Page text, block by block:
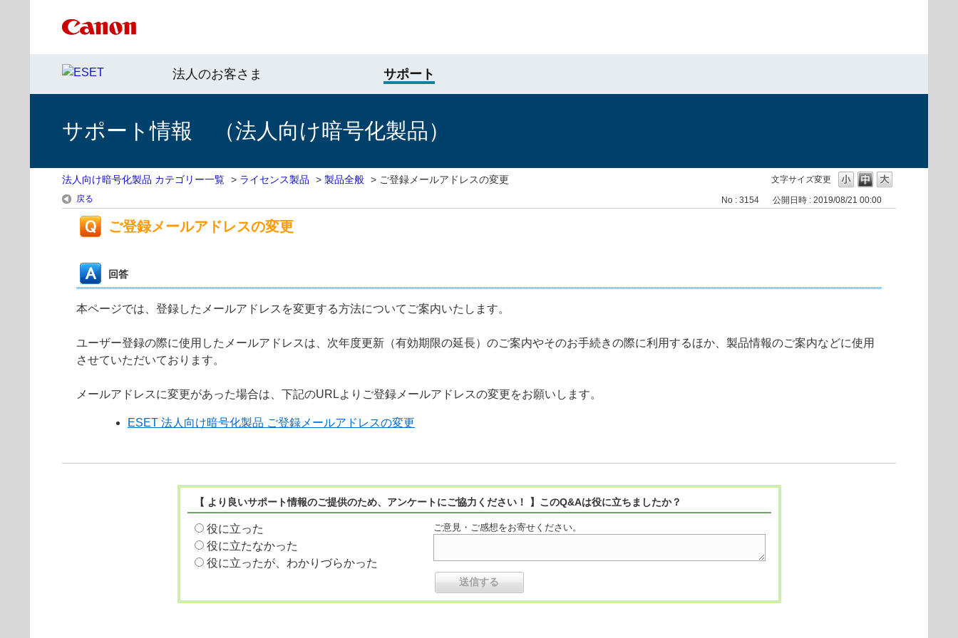
法人のお客さま サポート
サポート情報 （法人向け暗号化製品）
文字サイズ変更
法人向け暗号化製品 カテゴリー一覧 > ライセンス製品 > 製品全般 > ご登録メールアドレスの変更
戻る No : 3154 公開日時 : 2019/08/21 00:00
ご登録メールアドレスの変更
回答
本ページでは、登録したメールアドレスを変更する方法についてご案内いたします。
ユーザー登録の際に使用したメールアドレスは、次年度更新（有効期限の延長）のご案内やそのお手続きの際に利用するほか、製品情報のご案内などに使用
させていただいております。
メールアドレスに変更があった場合は、下記のURLよりご登録メールアドレスの変更をお願いします。
ESET 法人向け暗号化製品 ご登録メールアドレスの変更
【 より良いサポート情報のご提供のため、アンケートにご協力ください！ 】このQ&Aは役に立ちましたか？
役に立った
役に立たなかった
役に立ったが、わかりづらかった
ご意見・ご感想をお寄せください。